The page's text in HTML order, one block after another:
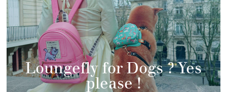
Loungefly for Dogs ? Yes
please !